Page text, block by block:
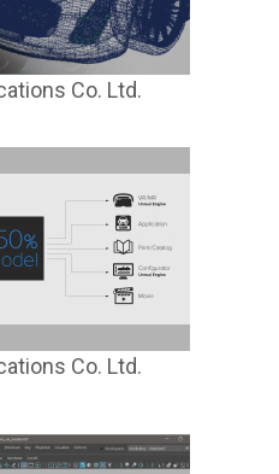
Co. Ltd.
Co. Ltd.